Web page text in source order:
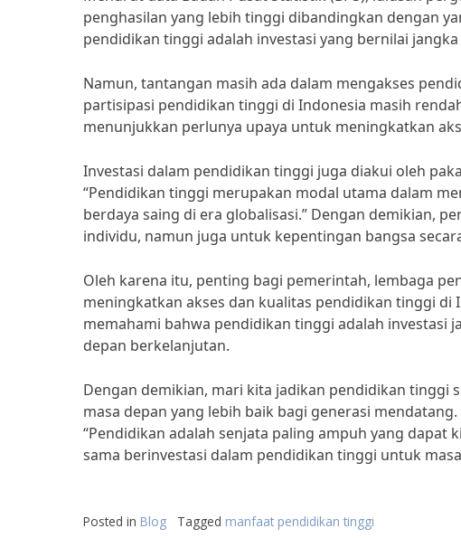
penghasilan yang lebih tinggi dibandingkan dengan
pendidikan tinggi adalah investasi yang bernilai
Namun, tantangan masih ada dalam mengakses
partisipasi pendidikan tinggi di Indonesia masih
menunjukkan perlunya upaya untuk meningkatkan
Investasi dalam pendidikan tinggi juga diakui oleh
“Pendidikan tinggi merupakan modal utama dalam
berdaya saing di era globalisasi.” Dengan demikian,
individu, namun juga untuk kepentingan bangsa
Oleh karena itu, penting bagi pemerintah, lembaga
meningkatkan akses dan kualitas pendidikan tinggi
memahami bahwa pendidikan tinggi adalah investasi
depan berkelanjutan.
Dengan demikian, mari kita jadikan pendidikan tinggi
masa depan yang lebih baik bagi generasi
“Pendidikan adalah senjata paling ampuh yang dapat
sama berinvestasi dalam pendidikan tinggi untuk
Posted in Blog Tagged manfaat pendidikan tinggi